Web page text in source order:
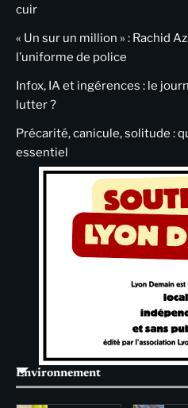
cuir
« Un sur un million » : Rachid
l’uniforme de police
Infox, IA et ingérences : le
lutter ?
Précarité, canicule, solitude :
essentiel
Environnement